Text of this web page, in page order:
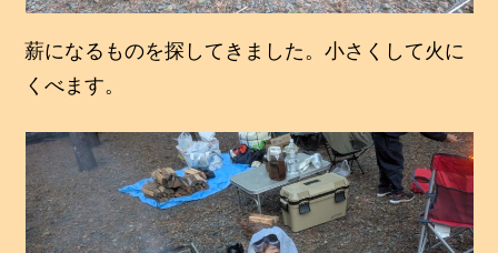
薪になるものを探してきました。小さくして火に
くべます。